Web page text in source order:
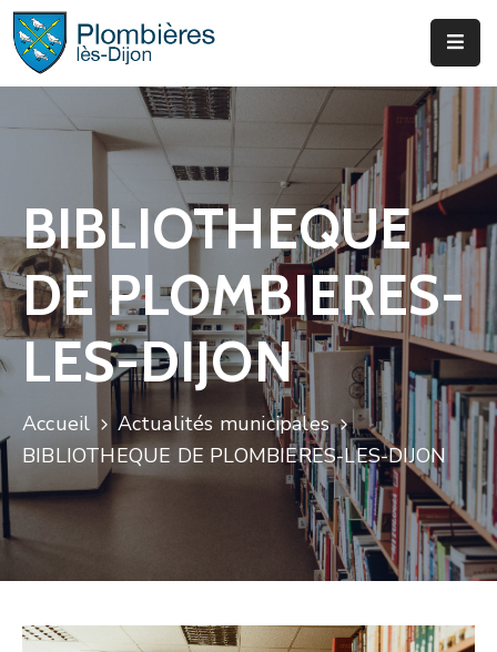
Faire
?
Infos
&
Actus
BIBLIOTHEQUE
DE PLOMBIERES-
LES-DIJON
Accueil
Actualités municipales
BIBLIOTHEQUE DE PLOMBIERES-LES-DIJON